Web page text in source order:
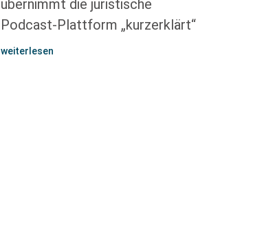
übernimmt die juristische
Podcast-Plattform „kurzerklärt“
weiterlesen